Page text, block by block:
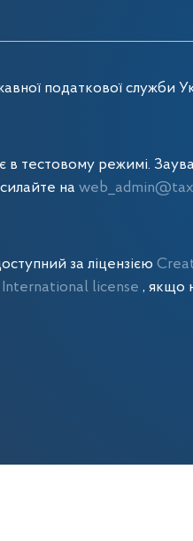
податкової служби
в тестовому режимі.
на
за ліцензією
license , якщо